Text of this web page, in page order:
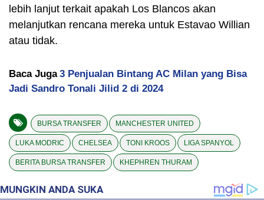
lebih lanjut terkait apakah Los Blancos akan
melanjutkan rencana mereka untuk Estavao Willian
atau tidak.
Baca Juga 3 Penjualan Bintang AC Milan yang Bisa
Jadi Sandro Tonali Jilid 2 di 2024
BURSA TRANSFER MANCHESTER UNITED
LUKA MODRIC CHELSEA TONI KROOS LIGA SPANYOL
BERITA BURSA TRANSFER KHEPHREN THURAM